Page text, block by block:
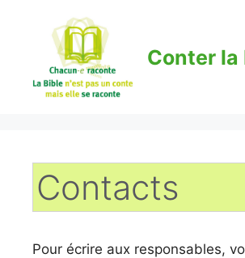
Conter la
Contacts
Pour écrire aux responsables,